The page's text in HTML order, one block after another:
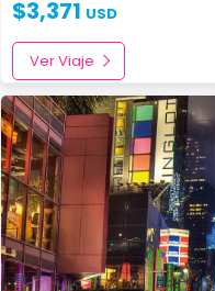
$3,371 USD
Ver Viaje